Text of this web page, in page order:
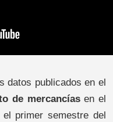
datos publicados en el
de mercancíasen el
primer semestre del